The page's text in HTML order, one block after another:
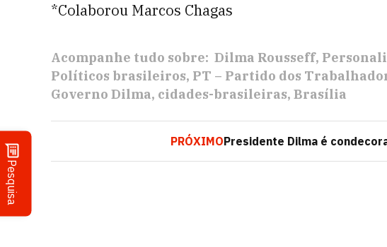
Pesquisa
*Colaborou Marcos Chagas
Acompanhe tudo sobre: Dilma Rousseff
Políticos brasileiros PT – Partido dos
Governo Dilma cidades-brasileiras Brasília
PRÓXIMOPresidente Dilma é